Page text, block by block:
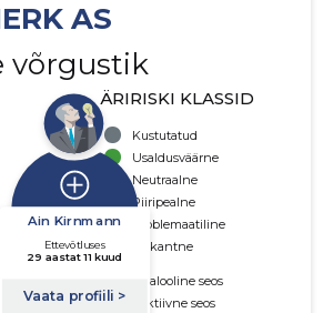
AS
võrgustik
ÄRIRISKI KLASSID
Kustutatud
Usaldusväärne
Neutraalne
Piiripealne
Problemaatiline
Riskantne
Ajalooline seos
Aktiivne seos